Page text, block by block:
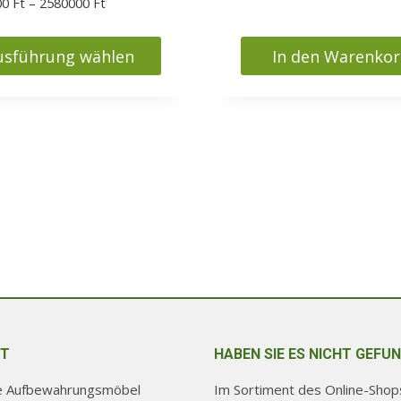
bis
2580000 Ft
wählen In den
Aufbewahrungsmöbel
HABEN SIE ES NICHT
Im Sortiment des Online-